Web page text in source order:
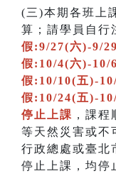
(三)本期各班上
算；請學員自行
假:9/27(六)-9/
假:10/4(六)-10/
假:10/10(五)-
假:10/24(五)-
停止上課 ，課
等天然災害或不
行政總處或臺北
停止上課，均停